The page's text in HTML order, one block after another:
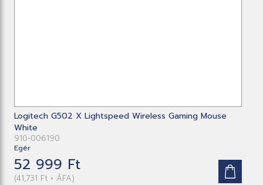
Logitech G502 X Lightspeed Wireless Gaming Mouse
White
910-006190
Egér
52 999 Ft
(41,731 Ft + ÁFA)